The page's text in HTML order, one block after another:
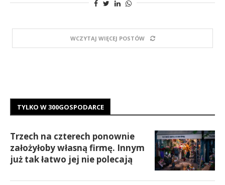
WCZYTAJ WIĘCEJ POSTÓW
TYLKO W 300GOSPODARCE
Trzech na czterech ponownie
założyłoby własną firmę. Innym
już tak łatwo jej nie polecają